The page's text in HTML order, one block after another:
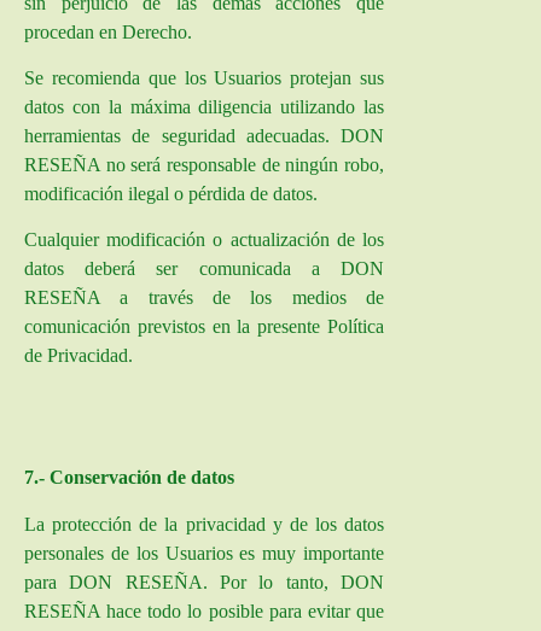
procedan en Derecho.
Se recomienda que los Usuarios protejan sus
datos con la máxima diligencia utilizando las
herramientas de seguridad adecuadas. DON
RESEÑA no será responsable de ningún robo,
modificación ilegal o pérdida de datos.
Cualquier modificación o actualización de los
datos deberá ser comunicada a DON
RESEÑA a través de los medios de
comunicación previstos en la presente Política
de Privacidad.
7.- Conservación de datos
La protección de la privacidad y de los datos
personales de los Usuarios es muy importante
para DON RESEÑA. Por lo tanto, DON
RESEÑA hace todo lo posible para evitar que